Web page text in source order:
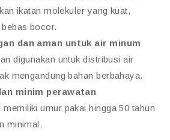
ikatan molekuler yang kuat,
bocor.
dan aman untuk air minum
digunakan untuk distribusi air
mengandung bahan berbahaya.
minim perawatan
umur pakai hingga 50 tahun
minimal.